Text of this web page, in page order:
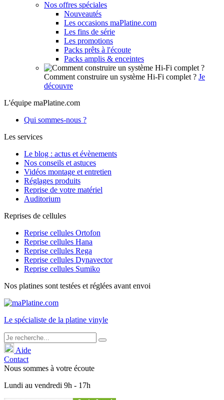
Nos offres spéciales
Nouveautés
Les occasions maPlatine.com
Les fins de série
Les promotions
Packs prêts à l'écoute
Packs amplis & enceintes
Comment construire un système Hi-Fi complet ? Je
découvre
L'équipe maPlatine.com
Qui sommes-nous ?
Les services
Le blog : actus et évènements
Nos conseils et astuces
Vidéos montage et entretien
Réglages produits
Reprise de votre matériel
Auditorium
Reprises de cellules
Reprise cellules Ortofon
Reprise cellules Hana
Reprise cellules Rega
Reprise cellules Dynavector
Reprise cellules Sumiko
Nos platines sont testées et réglées avant envoi
Le spécialiste de la platine vinyle
Aide
Contact
Nous sommes à votre écoute
Lundi au vendredi 9h - 17h